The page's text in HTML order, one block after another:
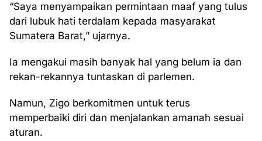
“Saya menyampaikan permintaan maaf yang tulus
dari lubuk hati terdalam kepada masyarakat
Sumatera Barat,” ujarnya.
Ia mengakui masih banyak hal yang belum ia dan
rekan-rekannya tuntaskan di parlemen.
Namun, Zigo berkomitmen untuk terus
memperbaiki diri dan menjalankan amanah sesuai
aturan.